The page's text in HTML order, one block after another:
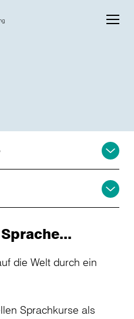
die Welt durch ein
Sprachkurse als